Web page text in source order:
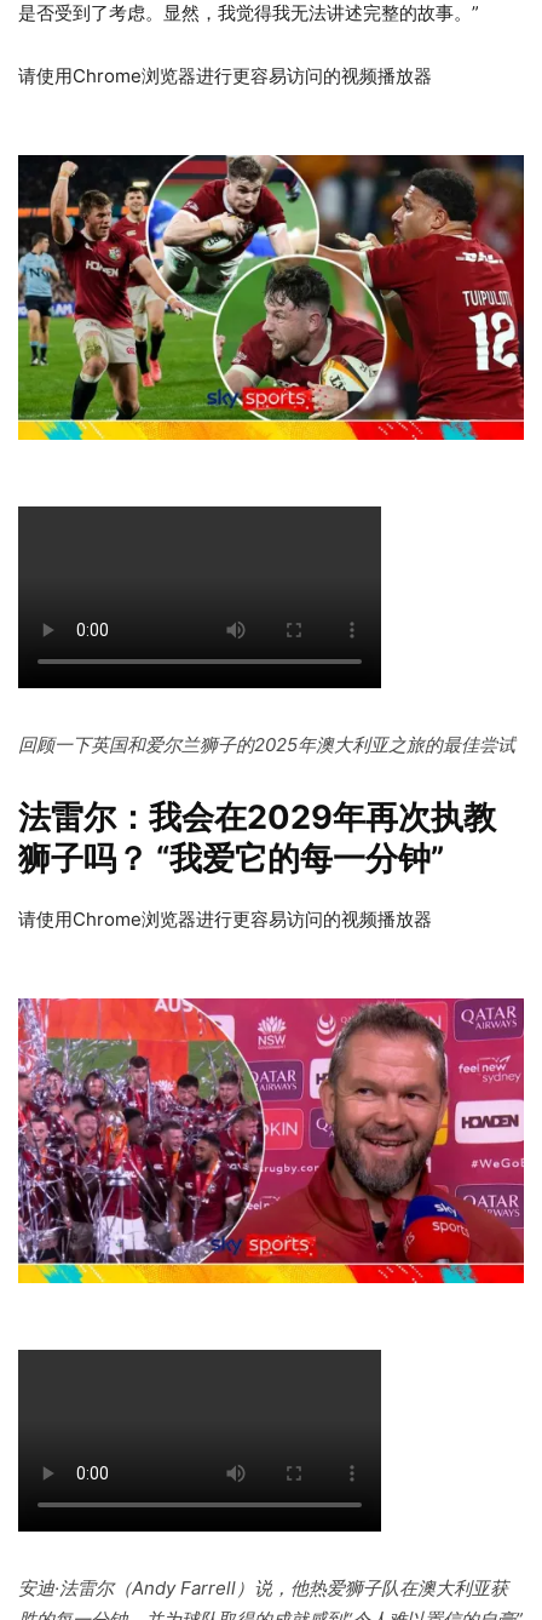
是否受到了考虑。显然，我觉得我无法讲述完整的故事。”
请使用Chrome浏览器进行更容易访问的视频播放器
回顾一下英国和爱尔兰狮子的2025年澳大利亚之旅的最佳尝试
法雷尔：我会在2029年再次执教
狮子吗？ “我爱它的每一分钟”
请使用Chrome浏览器进行更容易访问的视频播放器
安迪·法雷尔（Andy Farrell）说，他热爱狮子队在澳大利亚获